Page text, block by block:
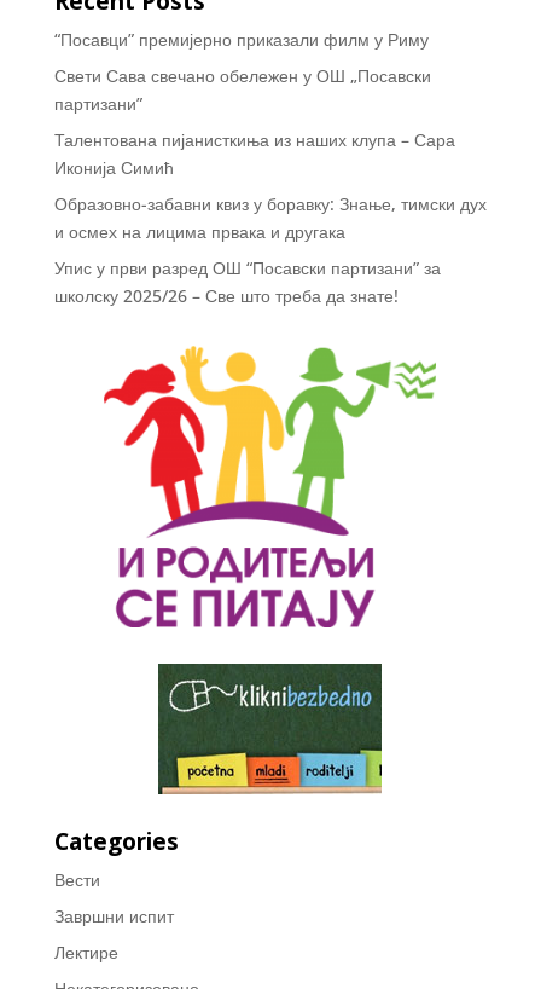
“Посавци” премијерно приказали филм у Риму
Свети Сава свечано обележен у ОШ „Посавски
партизани”
Талентована пијанисткиња из наших клупа – Сара
Иконија Симић
Образовно-забавни квиз у боравку: Знање, тимски дух
и осмех на лицима првака и другака
Упис у први разред ОШ “Посавски партизани” за
школску 2025/26 – Све што треба да знате!
Categories
Вести
Завршни испит
Лектире